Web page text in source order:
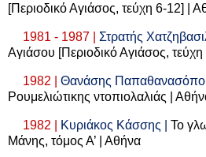
[Περιοδικό Αγιάσος, τεύχη 6-12] |
1981 - 1987 | Στρατής
Αγιάσου [Περιοδικό Αγιάσος,
1982 | Θανάσης
Ρουμελιώτικης ντοπιολαλιάς |
1982 | Κυριάκος Κάσσης | Το
Μάνης, τόμος Α’ | Αθήνα